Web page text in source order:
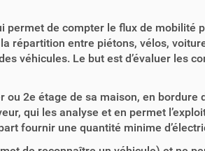
permet de compter le flux de mobilité
répartition entre piétons, vélos,
véhicules. Le but est d’évaluer les
2e étage de sa maison, en bordure
qui les analyse et en permet
fournir une quantité minime